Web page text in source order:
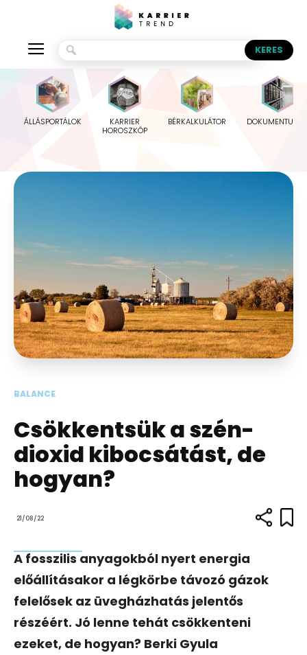
ÁLLÁSPORTÁLOK
KARRIER
HOROSZKÓP
BÉRKALKULÁTOR
BALANCE
Csökkentsük a szén-
dioxid kibocsátást, de
hogyan?
21/08/22
A fosszilis anyagokból nyert energia
előállításakor a légkörbe távozó gázok
felelősek az üvegházhatás jelentős
részéért. Jó lenne tehát csökkenteni
ezeket, de hogyan? Berki Gyula